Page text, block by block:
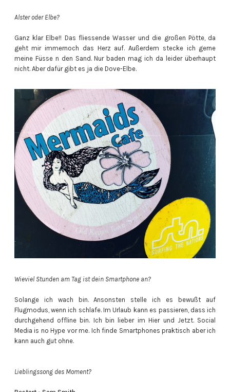
Alster oder Elbe?
Ganz klar Elbe!! Das fliessende Wasser und die großen Pötte, da
geht mir immernoch das Herz auf. Außerdem stecke ich gerne
meine Füsse n den Sand. Nur baden mag ich da leider überhaupt
nicht. Aber dafür gibt es ja die Dove-Elbe.
Wieviel Stunden am Tag ist dein Smartphone an?
Solange ich wach bin. Ansonsten stelle ich es bewußt auf
Flugmodus, wenn ich schlafe. Im Urlaub kann es passieren, dass ich
durchgehend offline bin. Ich bin lieber im Hier und Jetzt. Social
Media is no Hype vor me. Ich finde Smartphones praktisch aber ich
kann auch gut ohne.
Lieblingssong des Moment?